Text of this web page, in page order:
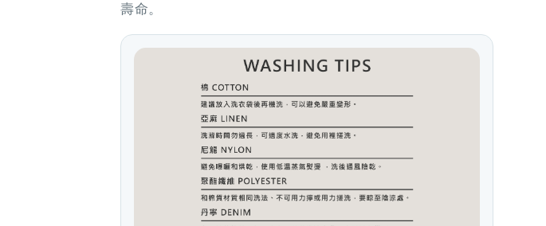
壽命。